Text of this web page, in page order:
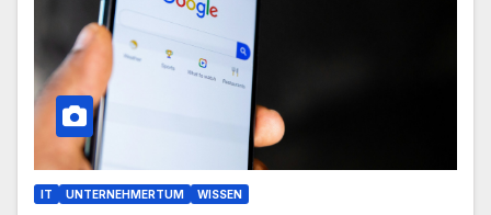
IT UNTERNEHMERTUM WISSEN